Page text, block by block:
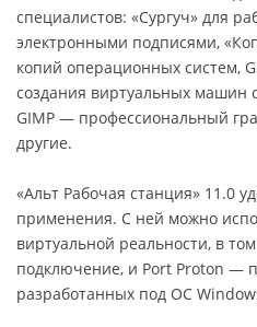
специалистов: «Сургуч» для
электронными подписями,
копий операционных систем,
создания виртуальных машин
GIMP — профессиональный
другие.
«Альт Рабочая станция» 11.0
применения. С ней можно
виртуальной реальности, в
подключение, и Port Proton —
разработанных под ОС